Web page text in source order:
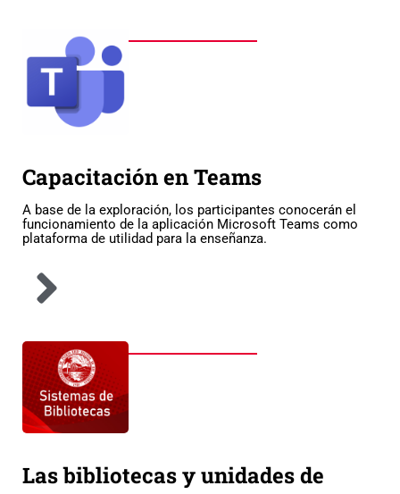
Capacitación en Teams
A base de la exploración, los participantes conocerán el
funcionamiento de la aplicación Microsoft Teams como
plataforma de utilidad para la enseñanza.
Las bibliotecas y unidades de